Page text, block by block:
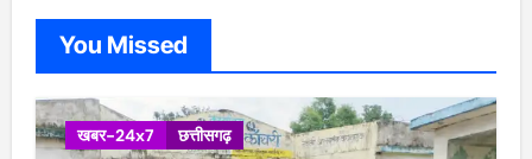
You Missed
खबर-24x7 छत्तीसगढ़